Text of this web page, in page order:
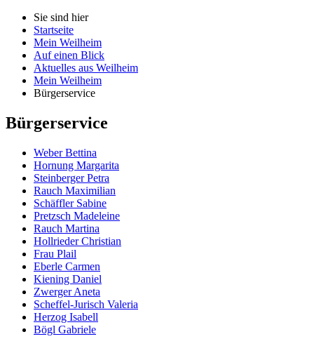
Sie sind hier
Startseite
Mein Weilheim
Auf einen Blick
Aktuelles aus Weilheim
Mein Weilheim
Bürgerservice
Bürgerservice
Weber Bettina
Hornung Margarita
Steinberger Petra
Rauch Maximilian
Schäffler Sabine
Pretzsch Madeleine
Rauch Martina
Hollrieder Christian
Frau Plail
Eberle Carmen
Kiening Daniel
Zwerger Aneta
Scheffel-Jurisch Valeria
Herzog Isabell
Bögl Gabriele